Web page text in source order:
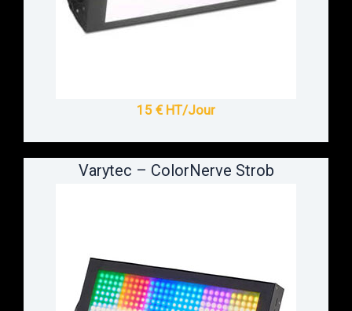
15 € HT/Jour
Varytec – ColorNerve Strob